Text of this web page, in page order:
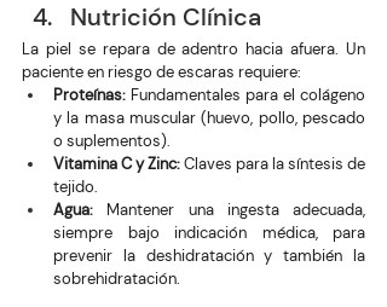
Nutrición Clínica
La piel se repara de adentro hacia afuera. Un
paciente en riesgo de escaras requiere:
Proteínas: Fundamentales para el colágeno
y la masa muscular (huevo, pollo, pescado
o suplementos).
Vitamina C y Zinc: Claves para la síntesis de
tejido.
Agua: Mantener una ingesta adecuada,
siempre bajo indicación médica, para
prevenir la deshidratación y también la
sobrehidratación.